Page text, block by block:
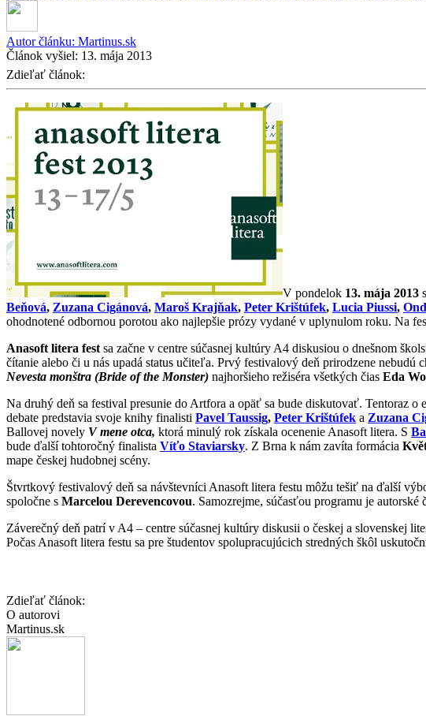
Autor článku: Martinus.sk
Článok vyšiel: 13. mája 2013
Zdieľať článok:
V pondelok 13. mája 2013
Beňová, Zuzana Cigánová, Maroš Krajňak, Peter Krištúfek, Lucia Piussi,
ohodnotené odbornou porotou ako najlepšie prózy vydané v uplynulom roku. Na
Anasoft litera fest sa začne v centre súčasnej kultúry A4 diskusiou o dnešnom
čítanie alebo či u nás upadá status učiteľa. Prvý festivalový deň prirodzene
Nevesta monštra (Bride of the Monster) najhoršieho režiséra všetkých čias Eda
Na druhý deň sa festival presunie do Artfora a opäť sa bude diskutovať. Tentoraz
debate predstavia svoje knihy finalisti Pavel Taussig, Peter Krištúfek a Zuzana
Ballovej novely V mene otca, ktorá minulý rok získala ocenenie Anasoft litera. S
bude ďalší tohtoročný finalista Víťo Staviarsky. Z Brna k nám zavíta formácia
mape českej hudobnej scény.
Štvrtkový festivalový deň sa návštevníci Anasoft litera festu môžu tešiť na ďalší
spoločne s Marcelou Derevencovou. Samozrejme, súčasťou programu je autorské
Záverečný deň patrí v A4 – centre súčasnej kultúry diskusii o českej a slovenskej
Počas Anasoft litera festu sa pre študentov spolupracujúcich stredných škôl
Zdieľať článok:
O autorovi
Martinus.sk